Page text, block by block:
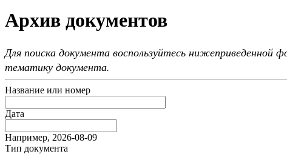
Архив документов
Для поиска документа воспользуйтесь
тематику документа.
Название или номер
Дата
Например, 2026-08-09
Тип документа